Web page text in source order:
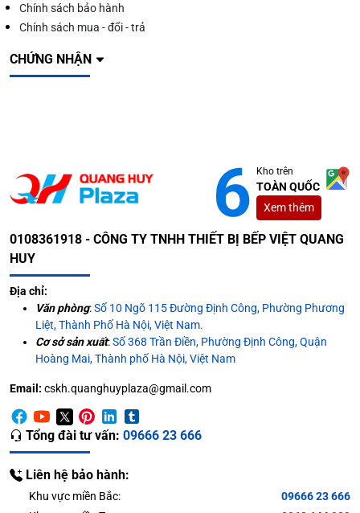
Chính sách bảo hành
Chính sách mua - đổi - trả
CHỨNG NHẬN
Kho trên
TOÀN QUỐC
Xem thêm
0108361918 - CÔNG TY TNHH THIẾT BỊ BẾP VIỆT QUANG
HUY
Địa chỉ:
Văn phòng:Số 10 Ngõ 115 Đường Định Công, Phường Phương
Liệt, Thành Phố Hà Nội, Việt Nam.
Cơ sở sản xuất:Số 368 Trần Điền, Phường Định Công, Quận
Hoàng Mai, Thành phố Hà Nội, Việt Nam
Email: cskh.quanghuyplaza@gmail.com
Tổng đài tư vấn: 09666 23 666
Liên hệ bảo hành:
Khu vực miền Bắc:
09666 23 666